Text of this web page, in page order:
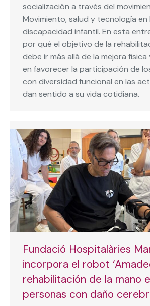
socialización a través del
Movimiento, salud y tecnología en
discapacidad infantil. En esta
por qué el objetivo de la
debe ir más allá de la mejora
en favorecer la participación de
con diversidad funcional en las
dan sentido a su vida cotidiana.
Fundació Hospitalàries
incorpora el robot
rehabilitación de la mano
personas con daño